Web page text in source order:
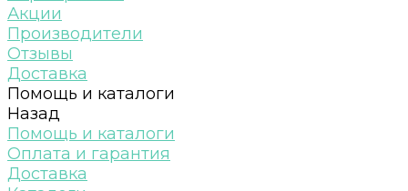
Акции
Производители
Отзывы
Доставка
Помощь и каталоги
Назад
Помощь и каталоги
Оплата и гарантия
Доставка